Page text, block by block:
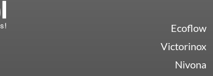
Ecoflow
Victorinox
Nivona